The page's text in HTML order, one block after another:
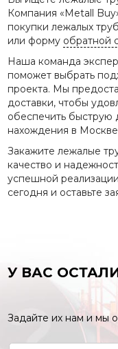
Компания «Metall
покупки лежалых
или форму обратной
Наша команда
поможет выбрать
проекта. Мы
доставки, чтобы
обеспечить быструю
нахождения в
Закажите лежалые
качество и
успешной
сегодня и оставьте
У ВАС
Задайте их нам и мы